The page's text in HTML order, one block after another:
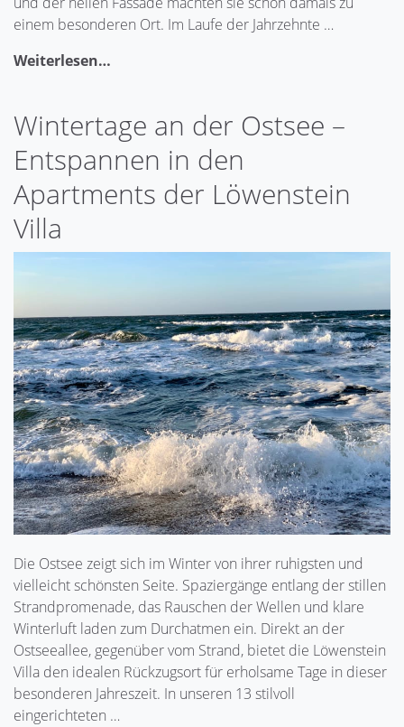
einem besonderen Ort. Im Laufe der Jahrzehnte …
Weiterlesen…
Wintertage an der Ostsee –
Entspannen in den
Apartments der Löwenstein
Villa
Die Ostsee zeigt sich im Winter von ihrer ruhigsten und
vielleicht schönsten Seite. Spaziergänge entlang der stillen
Strandpromenade, das Rauschen der Wellen und klare
Winterluft laden zum Durchatmen ein. Direkt an der
Ostseeallee, gegenüber vom Strand, bietet die Löwenstein
Villa den idealen Rückzugsort für erholsame Tage in dieser
besonderen Jahreszeit. In unseren 13 stilvoll
eingerichteten …